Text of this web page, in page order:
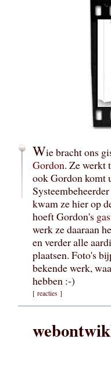
Wie bracht ons
Gordon. Ze
ook Gordon komt
kwam ze hier op
hoeft Gordon's
werk ze daaraan
en verder alle
plaatsen. Foto's
bekende werk,
hebben :-)
[ reacties ]